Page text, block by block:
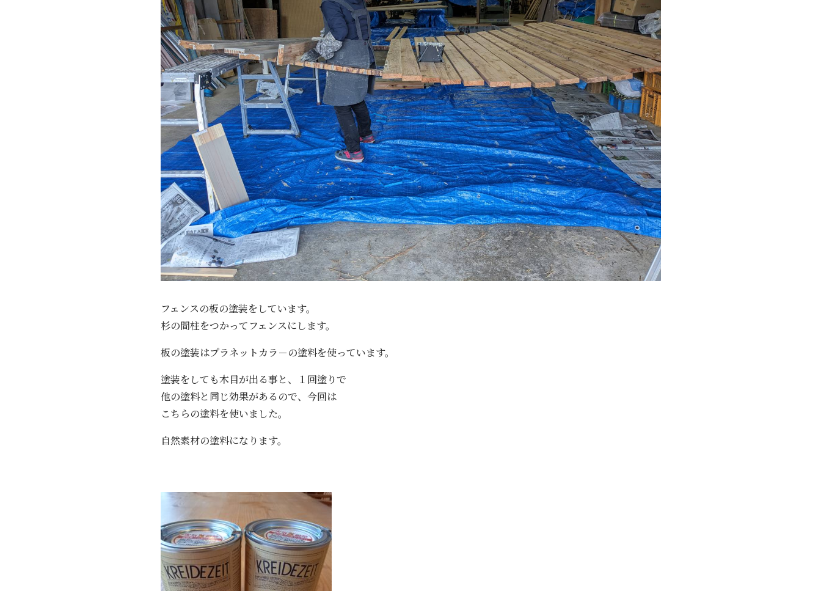
フェンスの板の塗装をしています。
杉の間柱をつかってフェンスにします。
板の塗装はプラネットカラ－の塗料を使っています。
塗装をしても木目が出る事と、１回塗りで
他の塗料と同じ効果があるので、今回は
こちらの塗料を使いました。
自然素材の塗料になります。